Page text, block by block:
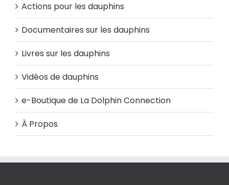
Actions pour les dauphins
Documentaires sur les dauphins
Livres sur les dauphins
Vidéos de dauphins
e-Boutique de La Dolphin Connection
À Propos